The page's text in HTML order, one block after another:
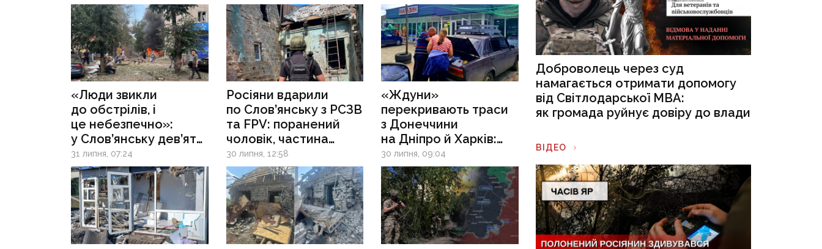
«Люди звикли
до обстрілів, і
це небезпечно»:
у Слов’янську дев’ять
загиблих за останні
десять днів, в місті
досі залишаються
понад 32 тисячі
людей
31 липня, 07:24
Росіяни вдарили
по Слов’янську з РСЗВ
та FPV: поранений
чоловік, частина
громади без світла
30 липня, 12:58
«Ждуни»
перекривають траси
з Донеччини
на Дніпро й Харків:
евакуація
з Краматорська
й Слов’янська ризикує
стати смертельно
небезпечною
30 липня, 09:04
Доброволець через суд
намагається отримати допомогу
від Світлодарської МВА:
як громада руйнує довіру до влади
ВІДЕО